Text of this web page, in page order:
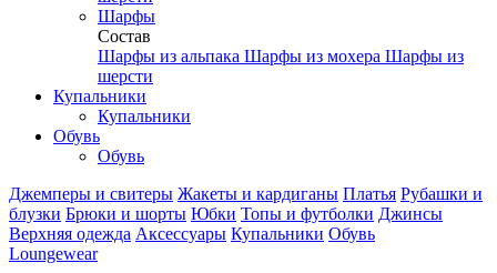
Шарфы
Состав
Шарфы из альпака Шарфы из мохера Шарфы из
шерсти
Купальники
Купальники
Обувь
Обувь
Джемперы и свитеры Жакеты и кардиганы Платья Рубашки и
блузки Брюки и шорты Юбки Топы и футболки Джинсы
Верхняя одежда Аксесcуары Купальники Обувь
Loungewear